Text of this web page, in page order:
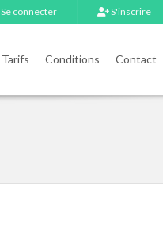
Se connecter S'inscrire
Tarifs Conditions Contact